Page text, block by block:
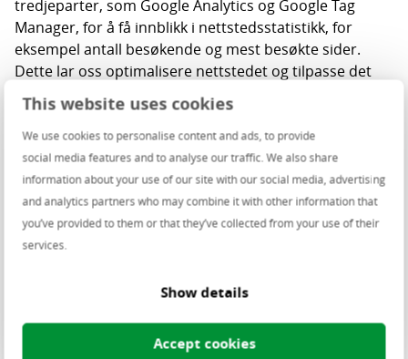
This website uses cookies
We use cookies to personalise content and ads, to provide
social media features and to analyse our traffic. We also share
information about your use of our site with our social media, advertising
and analytics partners who may combine it with other information that
you’ve provided to them or that they’ve collected from your use of their
services.
Show details
Accept cookies
tredjeparter, som Google Analytics og Google Tag
Manager, for å få innblikk i nettstedsstatistikk, for
eksempel antall besøkende og mest besøkte sider.
Dette lar oss optimalisere nettstedet og tilpasse det
bedre for de besøkende. Hotjar lar oss forbedre
nettstedet med tilbakemeldinger fra brukerne. Hotjar
bruker informasjonskapsler og annen teknologi for å
samle inn data om atferden til brukerne og deres
enheter. Verken Hotjar eller vi vil noen gang bruke
denne informasjonen til å identifisere individuelle
brukere eller knytte den til andre opplysninger om én
enkelt bruker.
Centric benytter nettannonseringsfunksjoner fra
Google Adwords, Bing Ads og LinkedIn. Disse partene
bruker informasjonskapsler for å vise annonser basert
på tidligere brukerbesøk på centric.eu. Du finner en